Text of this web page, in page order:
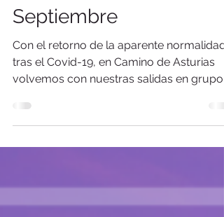
Camino Primitivo en
Septiembre
tras el Covid-19, en Camino de Asturias
volvemos con nuestras salidas en grupo